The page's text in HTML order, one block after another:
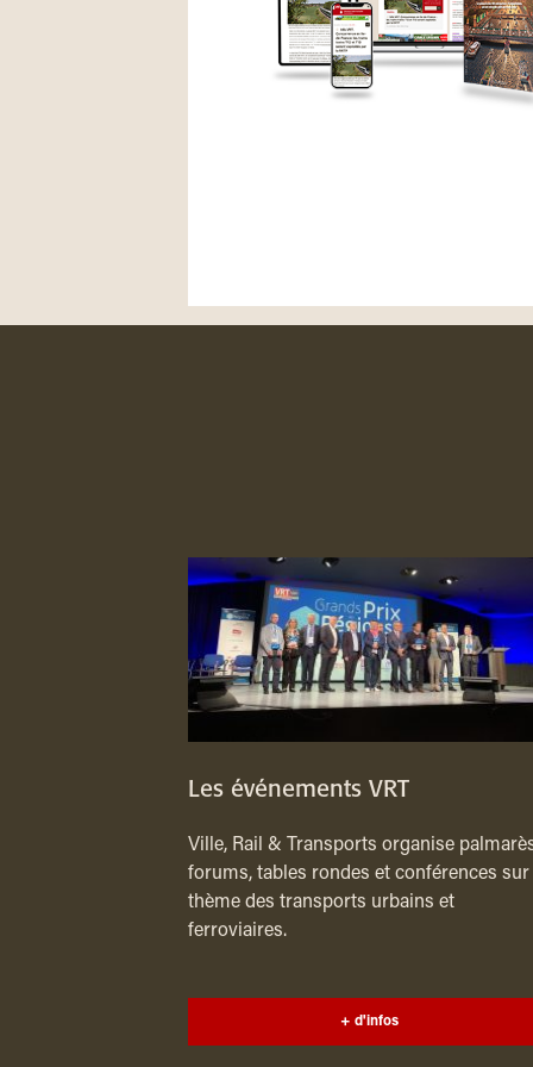
Les événements VRT
Ville, Rail & Transports organise
forums, tables rondes et conférences sur
thème des transports urbains et
ferroviaires.
+ d'infos